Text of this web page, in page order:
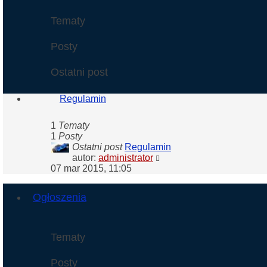
Tematy
Posty
Ostatni post
Regulamin
1 Tematy
1 Posty
Ostatni post Regulamin
autor: administrator
07 mar 2015, 11:05
Ogłoszenia
Tematy
Posty